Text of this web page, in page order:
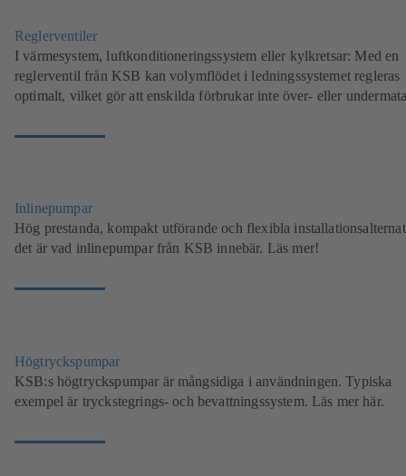
Reglerventiler
I värmesystem, luftkonditioneringssystem eller kylkretsar: Med en
reglerventil från KSB kan volymflödet i ledningssystemet regleras
optimalt, vilket gör att enskilda förbrukar inte över- eller
Inlinepumpar
Hög prestanda, kompakt utförande och flexibla
det är vad inlinepumpar från KSB innebär. Läs mer!
Högtryckspumpar
KSB:s högtryckspumpar är mångsidiga i användningen. Typiska
exempel är tryckstegrings- och bevattningssystem. Läs mer här.